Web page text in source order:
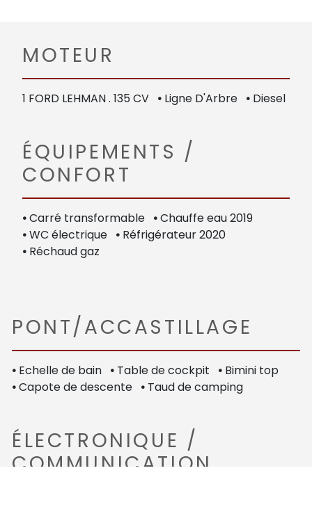
MOTEUR
1 FORD LEHMAN . 135 CV • Ligne D'Arbre • Diesel
ÉQUIPEMENTS /
CONFORT
•Carré transformable •Chauffe eau 2019
•WC électrique • Réfrigérateur 2020
• Réchaud gaz
PONT/ACCASTILLAGE
• Echelle de bain • Table de cockpit • Bimini top
•Capote de descente • Taud de camping
ÉLECTRONIQUE /
COMMUNICATION